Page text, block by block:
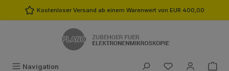
Zum Hauptinhalt springen
Kostenloser Versand ab einem Warenwert von EUR 400,00
Navigation Du hast 0